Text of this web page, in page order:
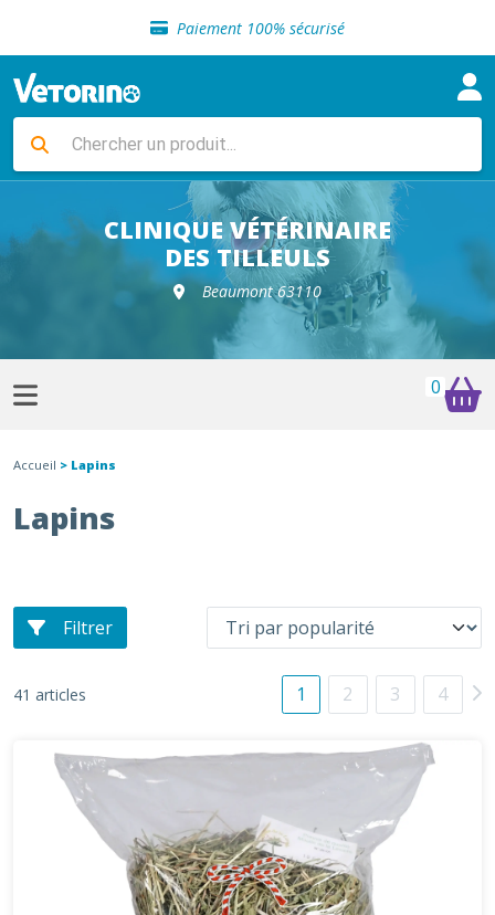
Paiement 100% sécurisé
Livraison gratuite en clinique vétérinaire
Sélection de croquettes vétérinaire
Livraison gratuite en clinique vétérinaire
Retour gratuit en clinique
Sélection de croquettes vétérinaire
CLINIQUE VÉTÉRINAIRE
DES TILLEULS
Beaumont 63110
0
Accueil > Lapins
Lapins
Filtrer
41 articles 1 2 3 4